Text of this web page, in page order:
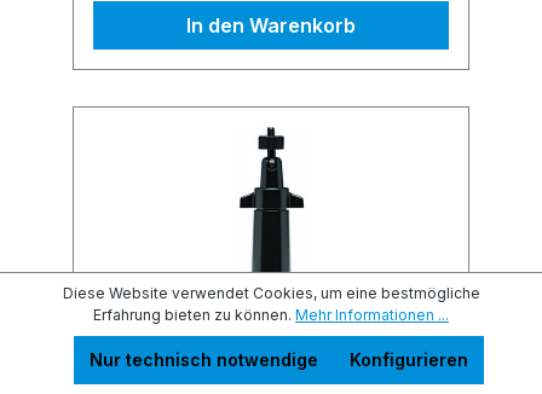
In den Warenkorb
Diese Website verwendet Cookies, um eine bestmögliche
Erfahrung bieten zu können. Mehr Informationen ...
Nur technisch notwendige Konfigurieren